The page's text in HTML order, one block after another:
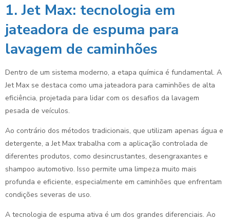
1. Jet Max: tecnologia em
jateadora de espuma para
lavagem de caminhões
Dentro de um sistema moderno, a etapa química é fundamental. A
Jet Max se destaca como uma jateadora para caminhões de alta
eficiência, projetada para lidar com os desafios da lavagem
pesada de veículos.
Ao contrário dos métodos tradicionais, que utilizam apenas água e
detergente, a Jet Max trabalha com a aplicação controlada de
diferentes produtos, como desincrustantes, desengraxantes e
shampoo automotivo. Isso permite uma limpeza muito mais
profunda e eficiente, especialmente em caminhões que enfrentam
condições severas de uso.
A tecnologia de espuma ativa é um dos grandes diferenciais. Ao